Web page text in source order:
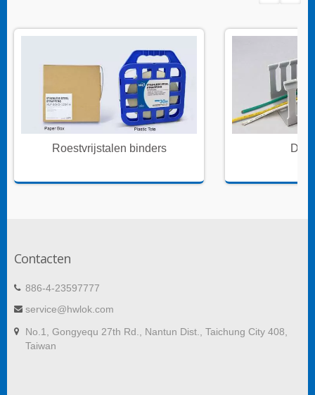
Roestvrijstalen binders
Contacten
886-4-23597777
service@hwlok.com
No.1, Gongyequ 27th Rd., Nantun Dist., Taichung City 408,
Taiwan